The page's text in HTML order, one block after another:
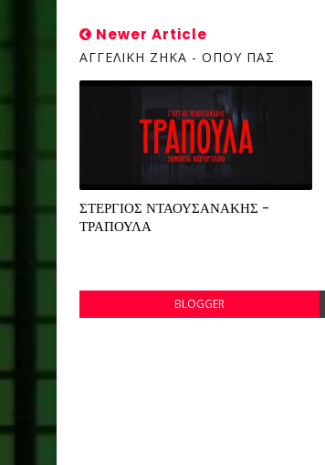
Newer Article
ΑΓΓΕΛΙΚΗ ΖΗΚΑ - ΟΠΟΥ ΠΑΣ
ΣΤΕΡΓΙΟΣ ΝΤΑΟΥΣΑΝΑΚΗΣ -
ΤΡΑΠΟΥΛΑ
BLOGGER